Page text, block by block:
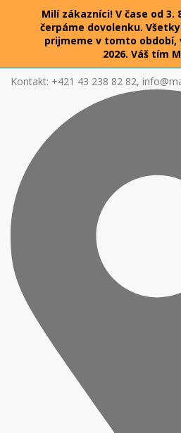
Milí zákazníci! V čase od 3.
čerpáme dovolenku.
prijmeme v tomto období,
2026. Váš tím
Kontakt: +421 43 238 82 82,